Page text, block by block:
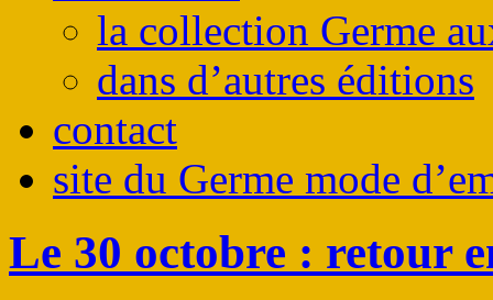
la collection Germe
dans d’autres éditions
contact
site du Germe mode
Le 30 octobre : retour